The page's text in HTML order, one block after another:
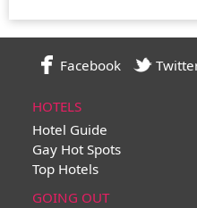
Facebook
HOTELS
Hotel Guide
Gay Hot Spots
Top Hotels
GOING OUT